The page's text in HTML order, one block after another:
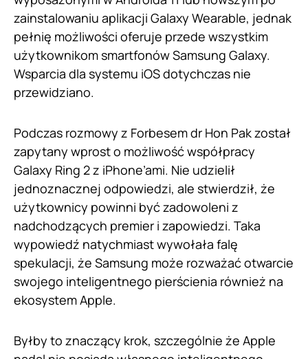
zainstalowaniu aplikacji Galaxy Wearable, jednak
pełnię możliwości oferuje przede wszystkim
użytkownikom smartfonów Samsung Galaxy.
Wsparcia dla systemu iOS dotychczas nie
przewidziano.
Podczas rozmowy z Forbesem dr Hon Pak został
zapytany wprost o możliwość współpracy
Galaxy Ring 2 z iPhone’ami. Nie udzielił
jednoznacznej odpowiedzi, ale stwierdził, że
użytkownicy powinni być zadowoleni z
nadchodzących premier i zapowiedzi. Taka
wypowiedź natychmiast wywołała falę
spekulacji, że Samsung może rozważać otwarcie
swojego inteligentnego pierścienia również na
ekosystem Apple.
Byłby to znaczący krok, szczególnie że Apple